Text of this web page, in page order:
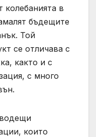
колебанията в
бъдещите
Той
се отличава с
както и с
с много
които